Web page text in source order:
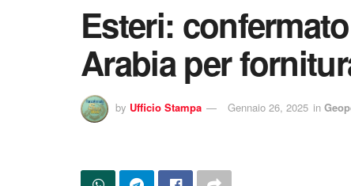
Esteri:
Arabia per
by Ufficio Stampa Gennaio 26, 2025 in